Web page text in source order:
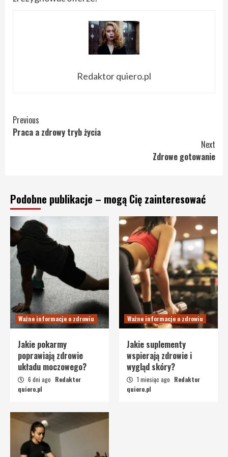
Redaktor quiero.pl
Continue
Reading
Previous
Praca a zdrowy tryb życia
Next
Zdrowe gotowanie
Podobne publikacje – mogą Cię zainteresować
Ważne informacje o zdrowiu
Jakie pokarmy
poprawiają zdrowie
układu moczowego?
6 dni ago Redaktor
quiero.pl
Ważne informacje o zdrowiu
Jakie suplementy
wspierają zdrowie i
wygląd skóry?
1 miesiąc ago Redaktor
quiero.pl